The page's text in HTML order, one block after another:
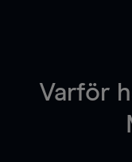
Varför